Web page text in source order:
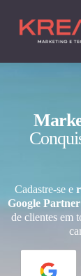
Cadastre-se e
Google Partner
de clientes em